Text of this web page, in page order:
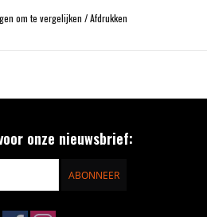
om te vergelijken /Afdrukken
onze nieuwsbrief:
ABONNEER